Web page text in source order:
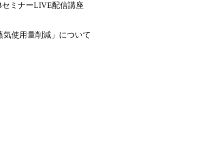
セミナーLIVE配信講座
使用量削減」について